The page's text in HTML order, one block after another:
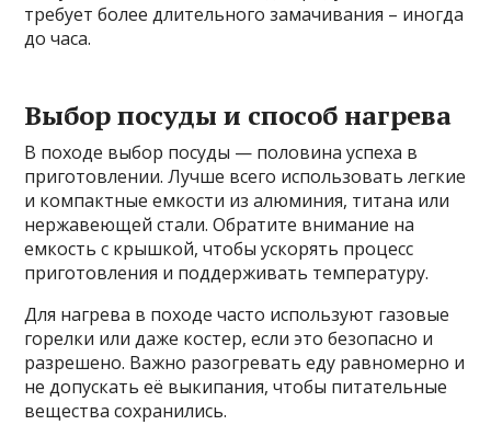
требует более длительного замачивания – иногда
до часа.
Выбор посуды и способ нагрева
В походе выбор посуды — половина успеха в
приготовлении. Лучше всего использовать легкие
и компактные емкости из алюминия, титана или
нержавеющей стали. Обратите внимание на
емкость с крышкой, чтобы ускорять процесс
приготовления и поддерживать температуру.
Для нагрева в походе часто используют газовые
горелки или даже костер, если это безопасно и
разрешено. Важно разогревать еду равномерно и
не допускать её выкипания, чтобы питательные
вещества сохранились.